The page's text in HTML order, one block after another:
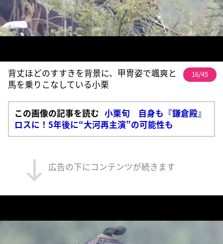
背丈ほどのすすきを背景に、甲冑姿で颯爽と
馬を乗りこなしている小栗
16/45
この画像の記事を読む 小栗旬 自身も『鎌倉殿』
ロスに！5年後に“大河再主演”の可能性も
広告の下にコンテンツが続きます